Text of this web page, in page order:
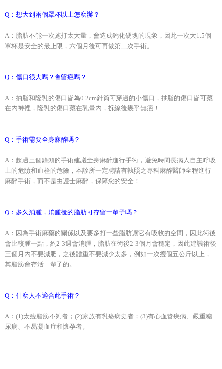
Q：想大到兩個罩杯以上怎麼辦？
A：脂肪不能一次施打太大量，會造成鈣化硬塊的現象，因此一次大1.5個
罩杯是安全的最上限，六個月後可再做第二次手術。
Q：傷口很大嗎？會留疤嗎？
A：抽脂和隆乳的傷口皆為0.2cm針筒可穿過的小傷口，抽脂的傷口皆可藏
在內褲裡，隆乳的傷口藏在乳暈內，拆線後幾乎無疤！
Q：手術需要全身麻醉嗎？
A：超過三個鐘頭的手術建議全身麻醉進行手術，避免時間長病人自主呼吸
上的危險和血栓的危險，本診所一定聘請有執照之專科麻醉醫師全程進行
麻醉手術，而不是由護士麻醉，保障您的安全！
Q：多久消腫，消腫後的脂肪可存留一輩子嗎？
A：因為手術麻藥的關係以及要多打一些脂肪讓它有吸收的空間，因此術後
會比較腫一點，約2-3週會消腫，脂肪在術後2-3個月會穩定，因此建議術後
三個月內不要減肥，之後體重不要減少太多，例如一次瘦個五公斤以上，
其脂肪會存活一輩子的。
Q：什麼人不適合此手術？
A：(1)太瘦脂肪不夠者；(2)家族有乳癌病史者；(3)有心血管疾病、嚴重糖
尿病、不易凝血症和懷孕者。